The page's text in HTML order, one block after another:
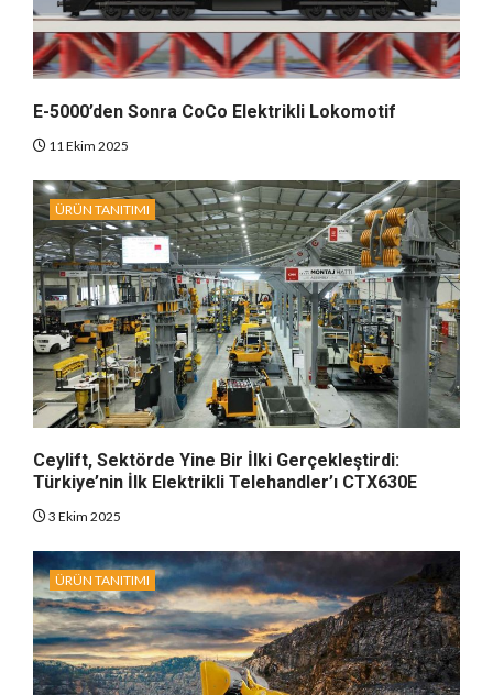
E-5000’den Sonra CoCo Elektrikli Lokomotif
11 Ekim 2025
ÜRÜN TANITIMI
Ceylift, Sektörde Yine Bir İlki Gerçekleştirdi:
Türkiye’nin İlk Elektrikli Telehandler’ı CTX630E
3 Ekim 2025
ÜRÜN TANITIMI